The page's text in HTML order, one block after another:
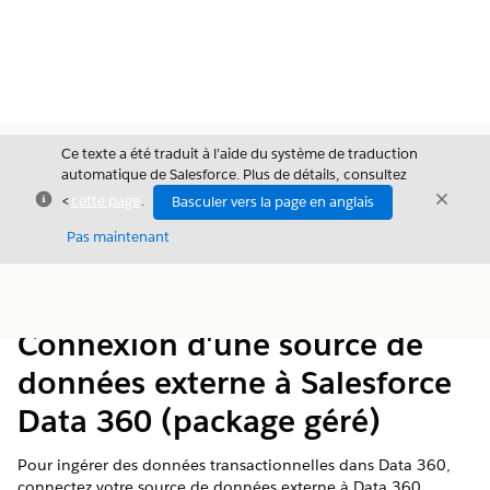
Fermer
Ce texte a été traduit à l’aide du système de traduction
automatique de Salesforce. Plus de détails, consultez
<cette page .
Basculer vers la page en anglais
Pas maintenant
Fermer
Connexion d'une source de
données externe à Salesforce
Data 360 (package géré)
Pour ingérer des données transactionnelles dans Data 360,